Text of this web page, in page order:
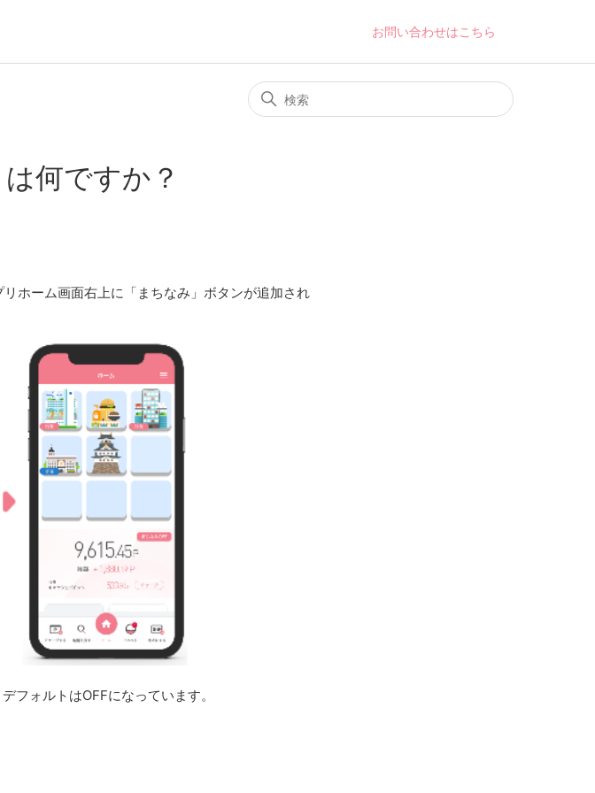
お問い合わせはこちら
何ですか？
ホーム画面右上に「まちなみ」ボタンが追加され
フォルトはOFFになっています。